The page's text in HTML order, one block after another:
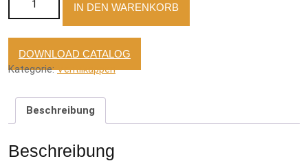
IN DEN WARENKORB
DOWNLOAD CATALOG
Kategorie:Ventilkappen
Beschreibung
Beschreibung